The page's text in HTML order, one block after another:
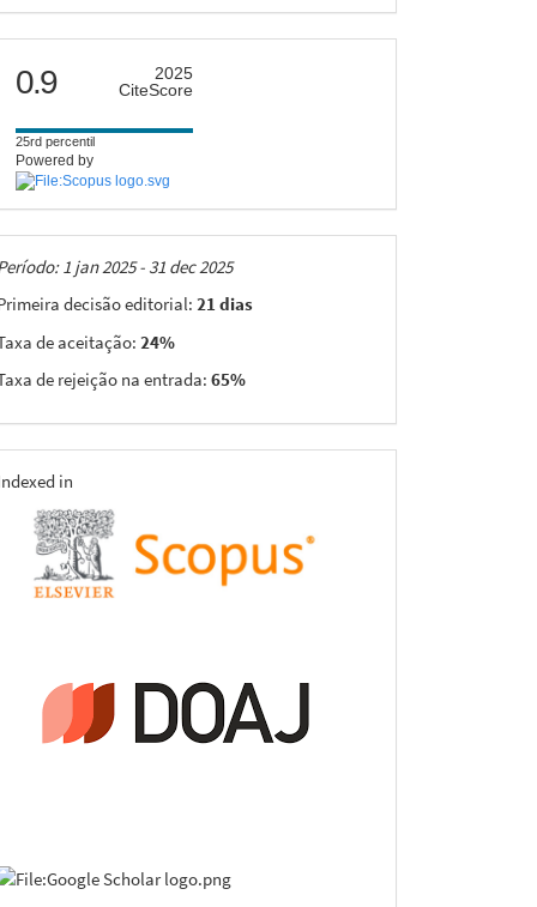
citescore
0.9
2025
CiteScore
25rd percentil
Powered by
1 jan 2025 - 31 dec 2025
decisão editorial: 21 dias
de aceitação: 24%
de rejeição na entrada: 65%
in